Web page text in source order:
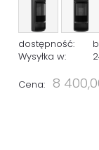
dostępność:
Wysyłka w:
Cena: 8